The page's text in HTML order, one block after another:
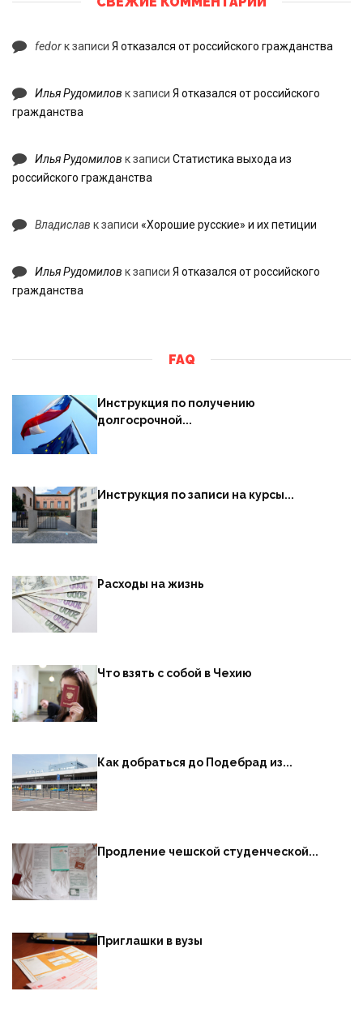
fedorк записи Я отказался от российского гражданства
Илья Рудомилов к записи Я отказался от российского
гражданства
Илья Рудомилов к записи Статистика выхода из
российского гражданства
Владислав к записи «Хорошие русские» и их петиции
Илья Рудомилов к записи Я отказался от российского
гражданства
FAQ
Инструкция по получению
долгосрочной...
Инструкция по записи на курсы...
Расходы на жизнь
Что взять с собой в Чехию
Как добраться до Подебрад из...
Продление чешской студенческой...
Приглашки в вузы